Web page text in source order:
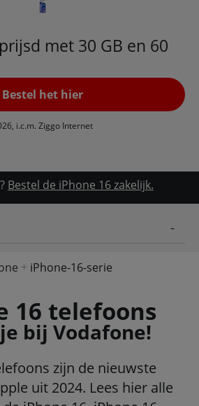
met 30 GB en 60
Bestel het hier
i.c.m. Ziggo Internet
Bestel de iPhone 16 zakelijk.
iPhone-16-serie
16 telefoons
bij Vodafone!
zijn de nieuwste
uit 2024. Lees hier alle